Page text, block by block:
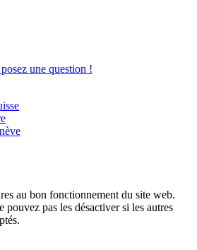
une question !
au bon fonctionnement du site web.
pouvez pas les désactiver si les autres